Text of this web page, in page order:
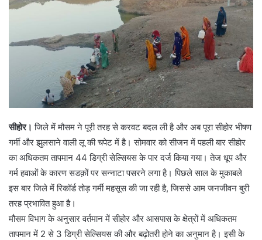
सीहोर। जिले में मौसम ने पूरी तरह से करवट बदल ली है और अब पूरा सीहोर भीषण
गर्मी और झुलसाने वाली लू की चपेट में है। सोमवार को सीजन में पहली बार सीहोर
का अधिकतम तापमान 44 डिग्री सेल्सियस के पार दर्ज किया गया। तेज धूप और
गर्म हवाओं के कारण सडक़ों पर सन्नाटा पसरने लगा है। पिछले साल के मुकाबले
इस बार जिले में रिकॉर्ड तोड़ गर्मी महसूस की जा रही है, जिससे आम जनजीवन बुरी
तरह प्रभावित हुआ है।
मौसम विभाग के अनुसार वर्तमान में सीहोर और आसपास के क्षेत्रों में अधिकतम
तापमान में 2 से 3 डिग्री सेल्सियस की और बढ़ोतरी होने का अनुमान है। इसी के